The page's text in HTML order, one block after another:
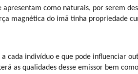
apresentam como naturais, por serem
magnética do imã tinha propriedade
a cada indivíduo e que pode influenciar
as qualidades desse emissor bem